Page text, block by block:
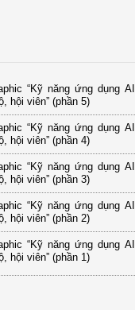
“Kỹ năng ứng dụng
hội viên” (phần 5)
“Kỹ năng ứng dụng
hội viên” (phần 4)
“Kỹ năng ứng dụng
hội viên” (phần 3)
“Kỹ năng ứng dụng
hội viên” (phần 2)
“Kỹ năng ứng dụng
hội viên” (phần 1)